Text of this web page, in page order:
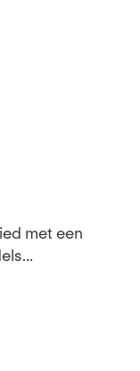
met een